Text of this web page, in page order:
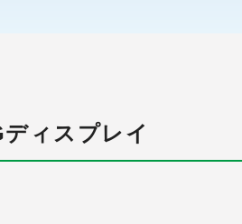
ィスプレイ